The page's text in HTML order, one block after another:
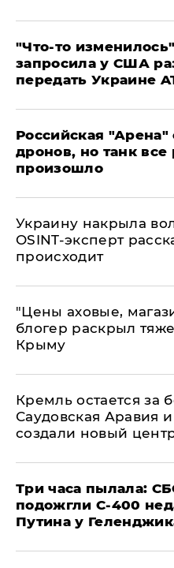
​"Что-то
запросила у США
передать Украине
​Российская "Арена"
дронов, но танк все
произошло
​Украину накрыла
OSINT-эксперт
происходит
​"Цены аховые,
блогер раскрыл
Крыму
​Кремль остается за
Саудовская Аравия
создали новый
Три часа пылала:
подожгли С-400
Путина у